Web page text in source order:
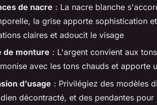
de nacre : La nacre blanche
la grise apporte sophistication
claires et adoucit le visage
de monture : L'argent convient aux
avec les tons chauds et apporte
d'usage : Privilégiez des modèles
décontracté, et des pendantes pour